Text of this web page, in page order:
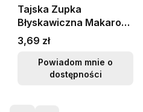
Tajska Zupka
Błyskawiczna Makaron
Ryżowy Instant
Krewetki Kremowe Tom
Yum 55g MAMA
Cena
3,69 zł
Powiadom mnie o
dostępności